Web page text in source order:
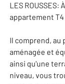
LES
appartement
Il comprend, au
aménagée et
ainsi qu'une
niveau, vous